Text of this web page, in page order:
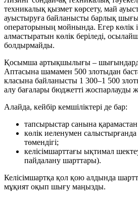
техникалық қызмет көрсету, май
ауыстыруға байланысты барлық
операторының мойнында. Егер көлік
алмастыратын көлік беріледі,
болдырмайды.
Қосымша артықшылығы –
Аптасына шамамен 500 злотыдан
класына байланысты 1 300–1 500
алу бағалары бюджетті жоспарлауды
Алайда, кейбір кемшіліктері де бар:
тапсырыстар санына
көлік иеленумен
төмендігі;
келісімшарттағы ықтимал
пайдалану шарттары).
Келісімшартқа қол қою алдында
мұқият оқып шығу маңызды.